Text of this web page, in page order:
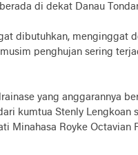
di dekat Danau
dibutuhkan, menginggat
penghujan sering
yang anggarannya
kumtua Stenly
Minahasa Royke